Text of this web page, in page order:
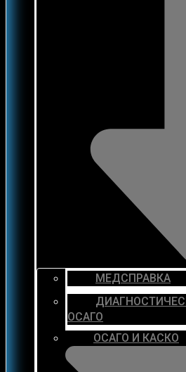
МЕДСПРАВКА
ОСАГО
ОСАГО И КАСКО